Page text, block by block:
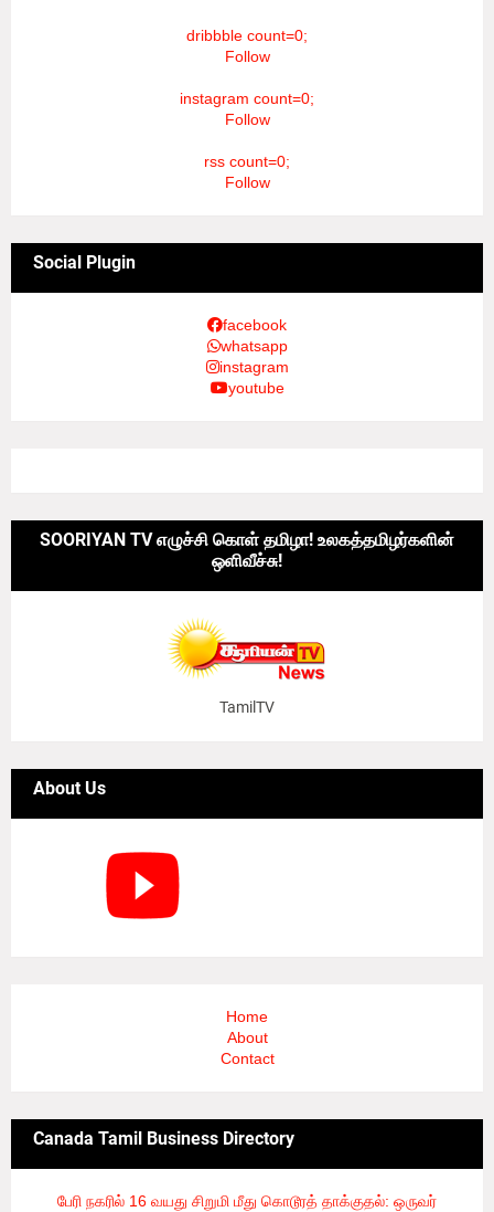
dribbble count=0;
Follow
instagram count=0;
Follow
rss count=0;
Follow
Social Plugin
facebook
whatsapp
instagram
youtube
SOORIYAN TV எழுச்சி கொள் தமிழா! உலகத்தமிழர்களின்
ஒளிவீச்சு!
TamilTV
About Us
Home
About
Contact
Canada Tamil Business Directory
பேரி நகரில் 16 வயது சிறுமி மீது கொடூரத் தாக்குதல்: ஒருவர்